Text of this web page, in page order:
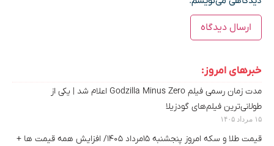
خبرهای امروز:
مدت‌ زمان رسمی فیلم Godzilla Minus Zero اعلام شد |‌ یکی از
طولانی‌ترین فیلم‌های گودزیلا
۱۵ مرداد ۱۴۰۵
قیمت طلا و سکه امروز پنجشنبه ۱۵مرداد ۱۴۰۵/ افزایش همه قیمت ها +